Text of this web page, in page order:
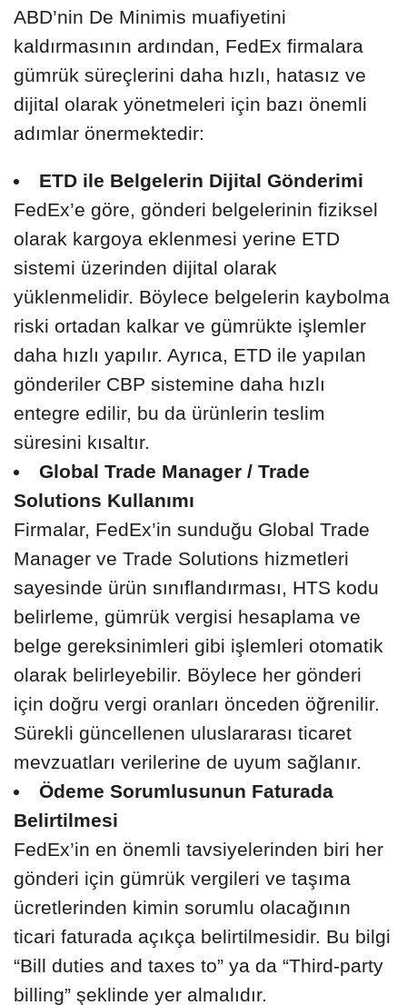
ABD’nin De Minimis muafiyetini
kaldırmasının ardından, FedEx firmalara
gümrük süreçlerini daha hızlı, hatasız ve
dijital olarak yönetmeleri için bazı önemli
adımlar önermektedir:
ETD ile Belgelerin Dijital Gönderimi
FedEx’e göre, gönderi belgelerinin fiziksel
olarak kargoya eklenmesi yerine ETD
sistemi üzerinden dijital olarak
yüklenmelidir. Böylece belgelerin kaybolma
riski ortadan kalkar ve gümrükte işlemler
daha hızlı yapılır. Ayrıca, ETD ile yapılan
gönderiler CBP sistemine daha hızlı
entegre edilir, bu da ürünlerin teslim
süresini kısaltır.
Global Trade Manager / Trade
Solutions Kullanımı
Firmalar, FedEx’in sunduğu Global Trade
Manager ve Trade Solutions hizmetleri
sayesinde ürün sınıflandırması, HTS kodu
belirleme, gümrük vergisi hesaplama ve
belge gereksinimleri gibi işlemleri otomatik
olarak belirleyebilir. Böylece her gönderi
için doğru vergi oranları önceden öğrenilir.
Sürekli güncellenen uluslararası ticaret
mevzuatları verilerine de uyum sağlanır.
Ödeme Sorumlusunun Faturada
Belirtilmesi
FedEx’in en önemli tavsiyelerinden biri her
gönderi için gümrük vergileri ve taşıma
ücretlerinden kimin sorumlu olacağının
ticari faturada açıkça belirtilmesidir. Bu bilgi
“Bill duties and taxes to” ya da “Third-party
billing” şeklinde yer almalıdır.